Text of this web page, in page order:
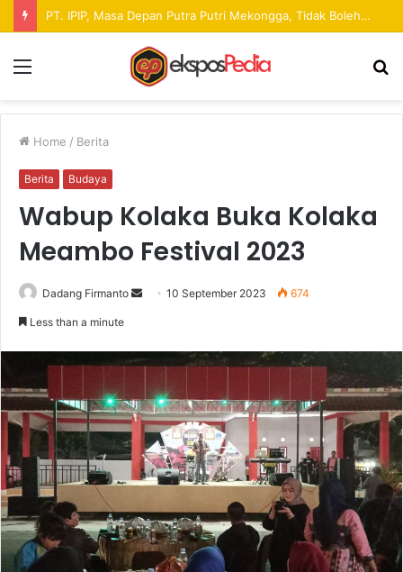
Pekan Raya ANTAM Hadirkan Ruang Promosi UMKM dan Hiburan bagi Masyarakat
Home / Berita
Berita Budaya
Wabup Kolaka Buka Kolaka
Meambo Festival 2023
Dadang Firmanto
n
e
m
a
i
l
10 September 2023 674
Less than a minute